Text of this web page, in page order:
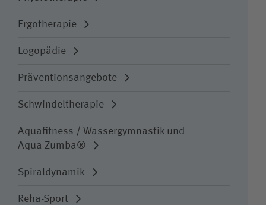
Ergotherapie
Logopädie
Präventionsangebote
Schwindeltherapie
Aquafitness / Wassergymnastik und
Aqua Zumba®
Spiraldynamik
Reha-Sport